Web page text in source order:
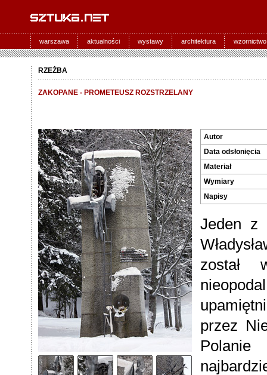
warszawa aktualności wystawy architektura wzornictwo
RZEŻBA
ZAKOPANE - PROMETEUSZ ROZSTRZELANY
Autor
Data odsłonięcia
Materiał
Wymiary
Napisy
Jeden z
został
przez
Polanie